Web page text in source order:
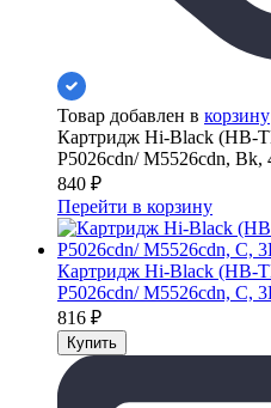
Товар добавлен в корзину
Картридж Hi-Black (HB-
P5026cdn/ M5526cdn, Bk,
840 ₽
Перейти в корзину
Картридж Hi-Black (HB-
P5026cdn/ M5526cdn, C,
816 ₽